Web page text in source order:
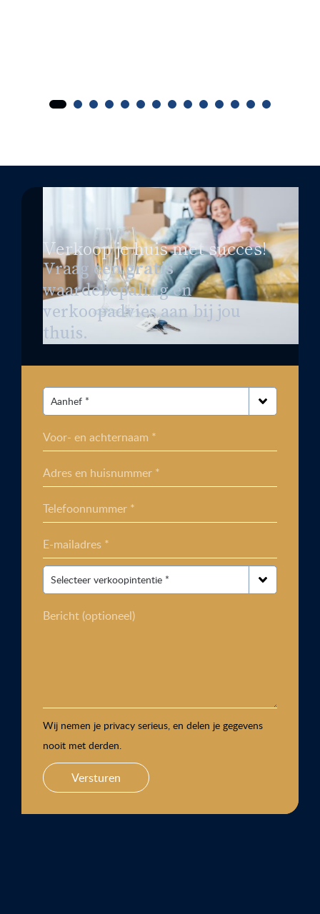
Verkoop je huis met succes!
Vraag eengratis
waardebepaling en
verkoopadvies aan bij jou
thuis.
Voor- en achternaam *
Adres en huisnummer *
Telefoonnummer *
E-mailadres *
Bericht (optioneel)
Wij nemen je privacy serieus, en delen je gegevens
nooit met derden.
Versturen